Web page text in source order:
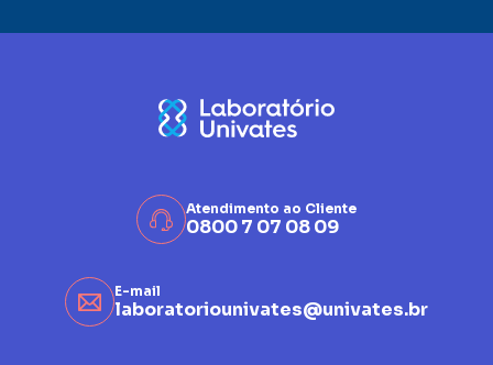
Atendimento ao Cliente
0800 7 07 08 09
E-mail
laboratoriounivates@univates.br